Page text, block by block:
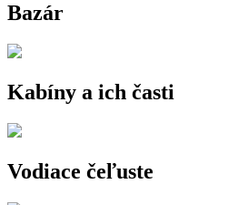
Bazár
Kabíny a ich časti
Vodiace čeľuste